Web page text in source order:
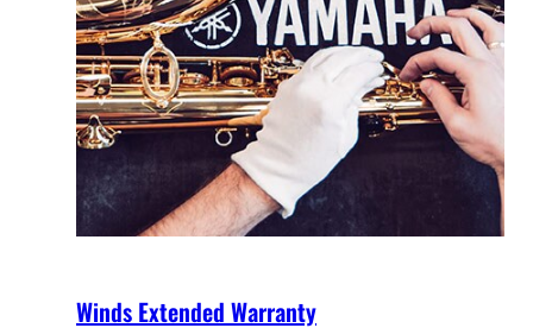
Winds Extended Warranty